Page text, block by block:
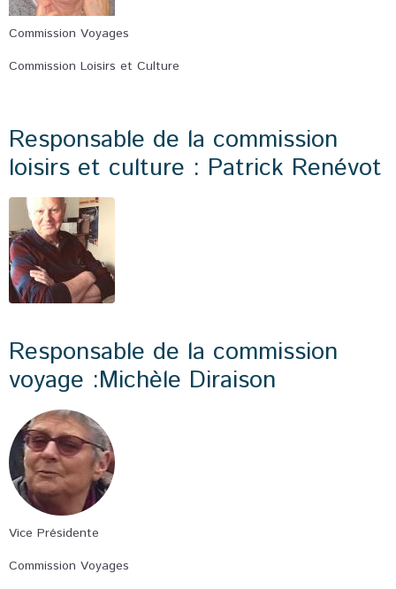
Commission Voyages
Commission Loisirs et Culture
Responsable de la commission
loisirs et culture : Patrick Renévot
Responsable de la commission
voyage :Michèle Diraison
Vice Présidente
Commission Voyages